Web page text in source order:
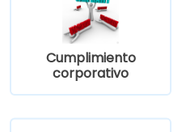
Cumplimiento
corporativo